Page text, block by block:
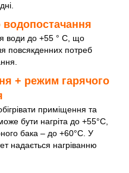
води до +55 ° C, що
повсякденних потреб
+ режим гарячого
приміщення та
бути нагріта до +55°C,
бака – до +60°C. У
надається нагріванню